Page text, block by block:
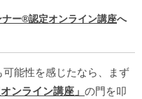
ー®︎認定オンライン講座へ
能性を感じたなら、まず
ンライン講座」 の門を叩